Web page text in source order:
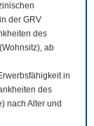
der GRV
des
ab
in
des
nach Alter und